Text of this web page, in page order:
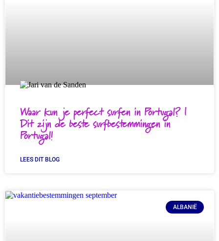
Waar kun je perfect surfen in Portugal? |
Dit zijn de beste surfbestemmingen in
Portugal!
LEES DIT BLOG
ALBANIË